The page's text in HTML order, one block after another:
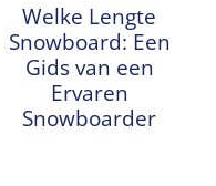
Welke Lengte
Snowboard: Een
Gids van een
Ervaren
Snowboarder